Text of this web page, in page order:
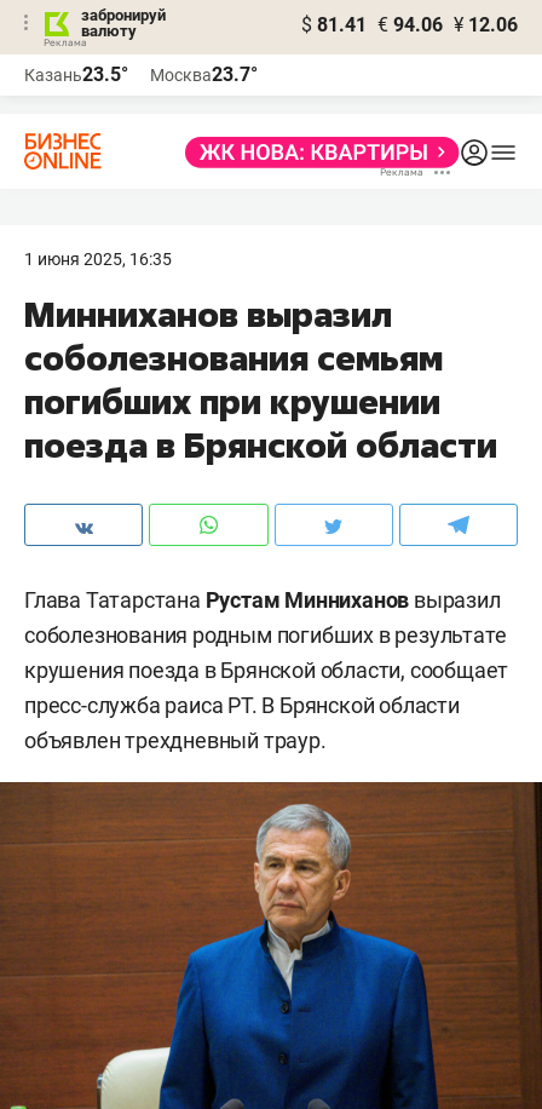
забронируй
валюту
$ 81.41 € 94.06 ¥ 12.06
Казань23.5° Москва23.7°
1 июня 2025, 16:35
Минниханов выразил
соболезнования семьям
погибших при крушении
поезда в Брянской области
Глава Татарстана Рустам Минниханов выразил
соболезнования родным погибших в результате
крушения поезда в Брянской области, сообщает
пресс-служба раиса РТ. В Брянской области
объявлен трехдневный траур.